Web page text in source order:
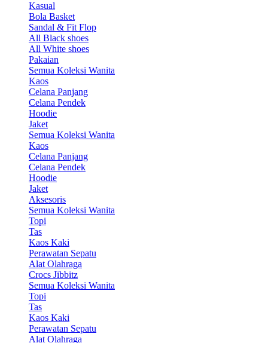
Kasual
Bola Basket
Sandal & Fit Flop
All Black shoes
All White shoes
Pakaian
Semua Koleksi Wanita
Kaos
Celana Panjang
Celana Pendek
Hoodie
Jaket
Semua Koleksi Wanita
Kaos
Celana Panjang
Celana Pendek
Hoodie
Jaket
Aksesoris
Semua Koleksi Wanita
Topi
Tas
Kaos Kaki
Perawatan Sepatu
Alat Olahraga
Crocs Jibbitz
Semua Koleksi Wanita
Topi
Tas
Kaos Kaki
Perawatan Sepatu
Alat Olahraga